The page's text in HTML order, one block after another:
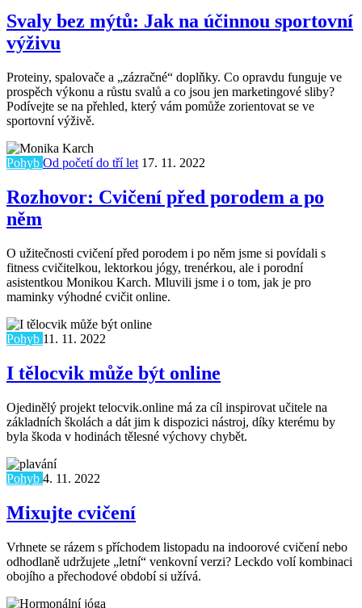
Svaly bez mýtů: Jak na účinnou sportovní
výživu
Proteiny, spalovače a „zázračné“ doplňky. Co opravdu funguje ve
prospěch výkonu a růstu svalů a co jsou jen marketingové sliby?
Podívejte se na přehled, který vám pomůže zorientovat se ve
sportovní výživě.
Pohyb Od početí do tří let 17. 11. 2022
Rozhovor: Cvičení před porodem a po
něm
O užitečnosti cvičení před porodem i po něm jsme si povídali s
fitness cvičitelkou, lektorkou jógy, trenérkou, ale i porodní
asistentkou Monikou Karch. Mluvili jsme i o tom, jak je pro
maminky výhodné cvičit online.
Pohyb 11. 11. 2022
I tělocvik může být online
Ojedinělý projekt telocvik.online má za cíl inspirovat učitele na
základních školách a dát jim k dispozici nástroj, díky kterému by
byla škoda v hodinách tělesné výchovy chybět.
Pohyb 4. 11. 2022
Mixujte cvičení
Vrhnete se rázem s příchodem listopadu na indoorové cvičení nebo
odhodlaně udržujete „letní“ venkovní verzi? Leckdo volí kombinaci
obojího a přechodové období si užívá.